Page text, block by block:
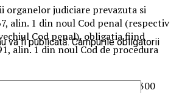
organelor judiciare prevazuta si
alin. 1 din noul Cod penal (respectiv
Cod penal), obligatia fiind
alin. 1 din noul Cod de procedura
prevazuta si pedepsita de art. 300
va fi publicată. Câmpurile obligatorii